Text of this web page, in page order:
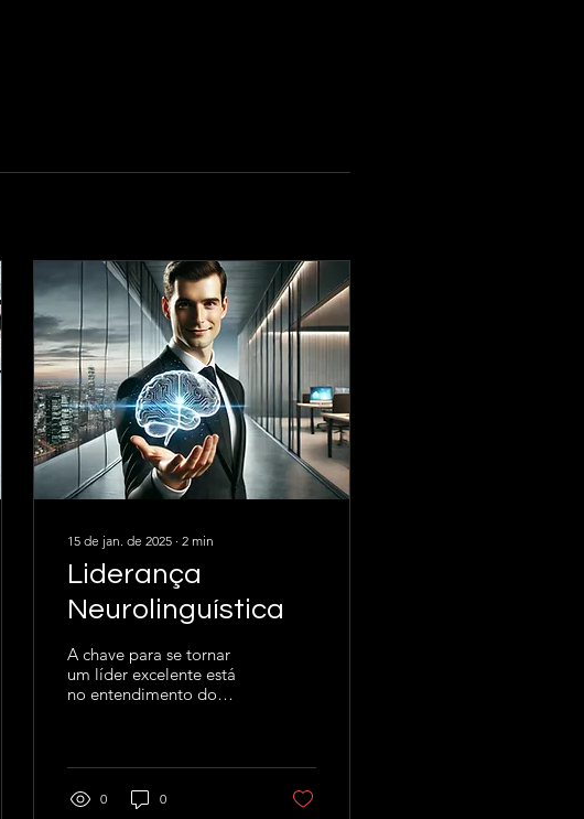
15 de jan. de 2025 ∙ 2 min
Liderança
Neurolinguística
A chave para se tornar
um líder excelente está
no entendimento do
com quem...
0 0